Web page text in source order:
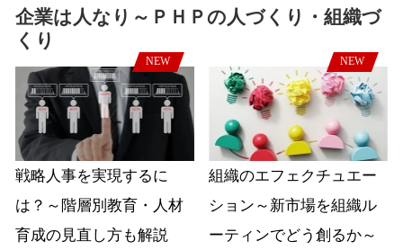
企業は人なり～ＰＨＰの人づくり・組織づ
くり
NEW
戦略人事を実現するに
は？～階層別教育・人材
育成の見直し方も解説
NEW
組織のエフェクチュエー
ション～新市場を組織ル
ーティンでどう創るか～